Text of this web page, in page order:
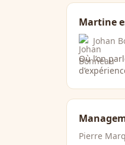
Martine
Johan
Où l’on
Pierre